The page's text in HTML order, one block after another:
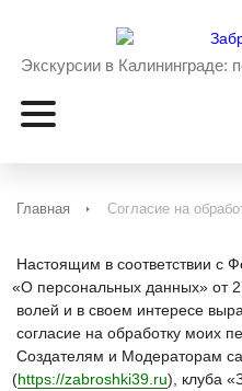
Экскурсии в Калининграде:
Главная Согласие на
Настоящим в соответствии
«Оперсональных данных» от
волей и в своем интересе
согласие на обработку моих
Создателям и Модераторам
(https://zabroshki39.ru), клуба